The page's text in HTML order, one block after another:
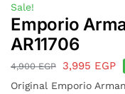
Sale!
Emporio
AR11706
4,900EGP 3,995 EGP
Original Emporio